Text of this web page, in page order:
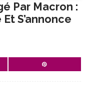
Par Macron :
S’annonce